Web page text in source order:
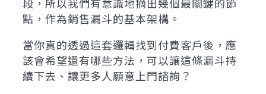
點，作為銷售漏斗的基本架構。
當你真的透過這套邏輯找到付費客戶後，應
該會希望還有哪些方法，可以讓這條漏斗持
續下去、讓更多人願意上門諮詢？